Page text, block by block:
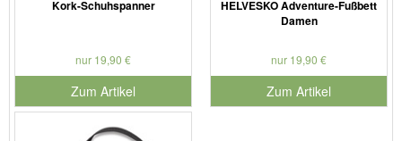
Kork-Schuhspanner
nur 19,90 €
Zum Artikel
HELVESKO Adventure-Fußbett
Damen
nur 19,90 €
Zum Artikel